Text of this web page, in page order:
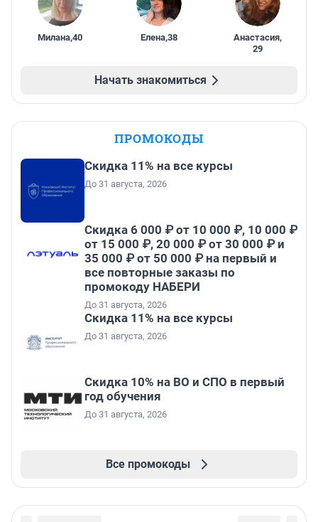
Милана,40 Елена,38 Анастасия,
29
Начать знакомиться
ПРОМОКОДЫ
Скидка 11% на все курсы
До 31 августа, 2026
Скидка 6 000 ₽ от 10 000 ₽, 10 000 ₽
от 15 000 ₽, 20 000 ₽ от 30 000 ₽ и
35 000 ₽ от 50 000 ₽ на первый и
все повторные заказы по
промокоду НАБЕРИ
До 31 августа, 2026
Скидка 11% на все курсы
До 31 августа, 2026
Скидка 10% на ВО и СПО в первый
год обучения
До 31 августа, 2026
Все промокоды